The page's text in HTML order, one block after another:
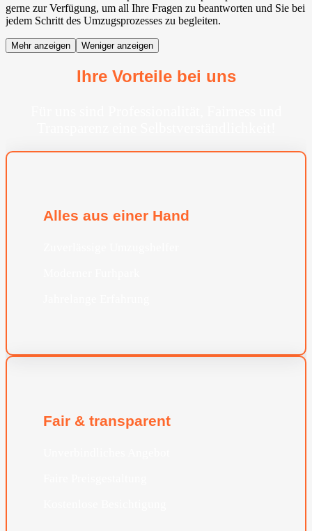
gerne zur Verfügung, um all Ihre Fragen zu beantworten und Sie bei
jedem Schritt des Umzugsprozesses zu begleiten.
Mehr anzeigen Weniger anzeigen
Ihre Vorteile bei uns
Alles aus einer Hand
Fair & transparent